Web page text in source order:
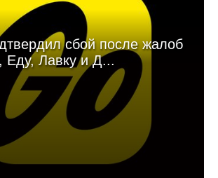
сбой после жалоб
Еду, Лавку и Д...